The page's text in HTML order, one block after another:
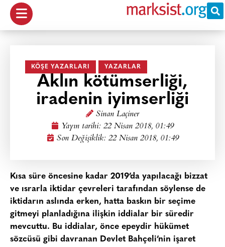
KÖŞE YAZARLARI YAZARLAR
Aklın kötümserliği,
iradenin iyimserliği
Sinan Laçiner
Yayın tarihi: 22 Nisan 2018, 01:49
Son Değişiklik: 22 Nisan 2018, 01:49
Kısa süre öncesine kadar 2019’da yapılacağı bizzat
ve ısrarla iktidar çevreleri tarafından söylense de
iktidarın aslında erken, hatta baskın bir seçime
gitmeyi planladığına ilişkin iddialar bir süredir
mevcuttu. Bu iddialar, önce epeydir hükümet
sözcüsü gibi davranan Devlet Bahçeli’nin işaret